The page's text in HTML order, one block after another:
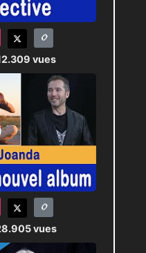
vues
vues